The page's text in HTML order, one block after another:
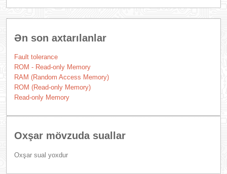
Ən son axtarılanlar
Fault tolerance
ROM - Read-only Memory
RAM (Random Access Memory)
ROM (Read-only Memory)
Read-only Memory
Oxşar mövzuda suallar
Oxşar sual yoxdur